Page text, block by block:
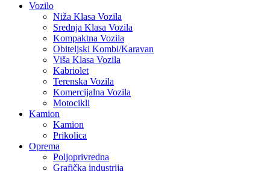
Vozilo
Niža Klasa Vozila
Srednja Klasa Vozila
Kompaktna Vozila
Obiteljski Kombi/Karavan
Viša Klasa Vozila
Kabriolet
Terenska Vozila
Komercijalna Vozila
Motocikli
Kamion
Kamion
Prikolica
Oprema
Poljoprivredna
Grafička industrija